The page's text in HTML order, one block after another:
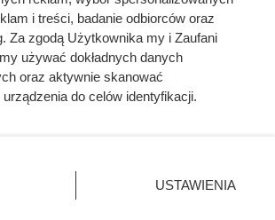
roślinne źródła białka, znajdziesz tu coś
siebie. Odkryj nasze propozycje i ciesz
śniadaniem każdego dnia!
KB.pl
i treści, badanie odbiorców oraz
Za zgodą Użytkownika my i Zaufani
używać dokładnych danych
oraz aktywnie skanować
do celów identyfikacji.
klikając przycisk ustawień prywatności
lewym dolnym rogu strony
USTAWIENIA